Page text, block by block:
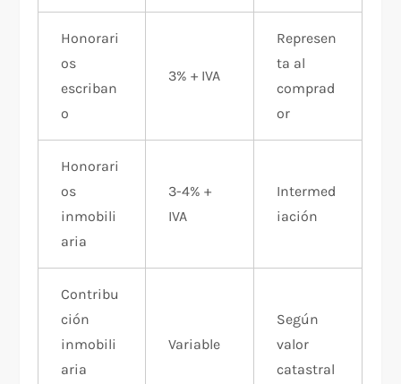
Honorari
os
escriban
o
3% + IVA
Represen
ta al
comprad
or
Honorari
os
inmobili
aria
3-4% +
IVA
Intermed
iación
Contribu
ción
inmobili
aria
Variable
Según
valor
catastral